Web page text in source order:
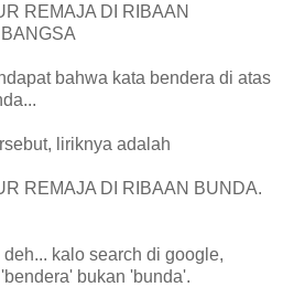
DI RIBAAN
bahwa kata bendera di atas
liriknya adalah
DI RIBAAN BUNDA.
kalo search di google,
bukan 'bunda'.